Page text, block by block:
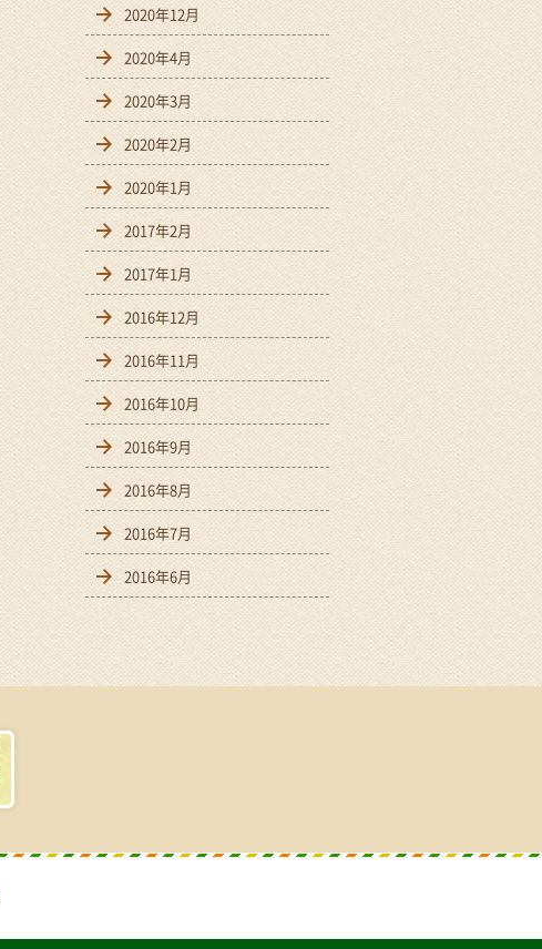
2020年12月
2020年4月
2020年3月
2020年2月
2020年1月
2017年2月
2017年1月
2016年12月
2016年11月
2016年10月
2016年9月
2016年8月
2016年7月
2016年6月